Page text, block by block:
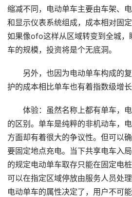
缩减不同，电动单车主要由车架、
和显示仪表系统组成，成本相对固
如果像ofo这样从区域转变到全城，
车的规模，投资将是个无底洞。
另外，也因为电动单车构成的复
护的成本相比单车也有着指数级增长
体验：虽然名称上都有单车，电
的区别。单车是纯粹的非机动车，
方面却有着很大的争议性。但可以
要固定地点充电。当下共享电车入
的规定电动单车取存只能在固定电
可以在指定区域停放由服务人员处
电动单车的属性决定了，用户不可